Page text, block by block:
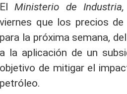
ElMinisterio de
viernes que los precios
para la próxima semana,
a la aplicación de un
objetivo de mitigar el
petróleo.